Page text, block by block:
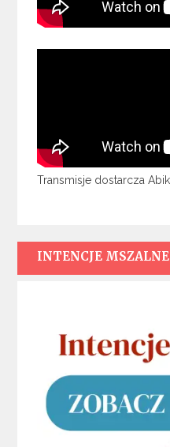
Transmisje dostarcza
INTENCJE MSZALNE